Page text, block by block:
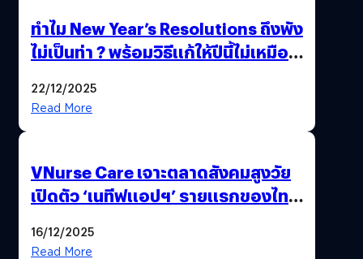
ทำไม New Year’s Resolutions ถึงพัง
ไม่เป็นท่า ? พร้อมวิธีแก้ให้ปีนี้ไม่เหมือน
22/12/2025
Read More
VNurse Care เจาะตลาดสังคมสูงวัย
เปิดตัว ‘เนทีฟแอปฯ’ รายแรกของไทย
จบในที่เดียว
16/12/2025
Read More